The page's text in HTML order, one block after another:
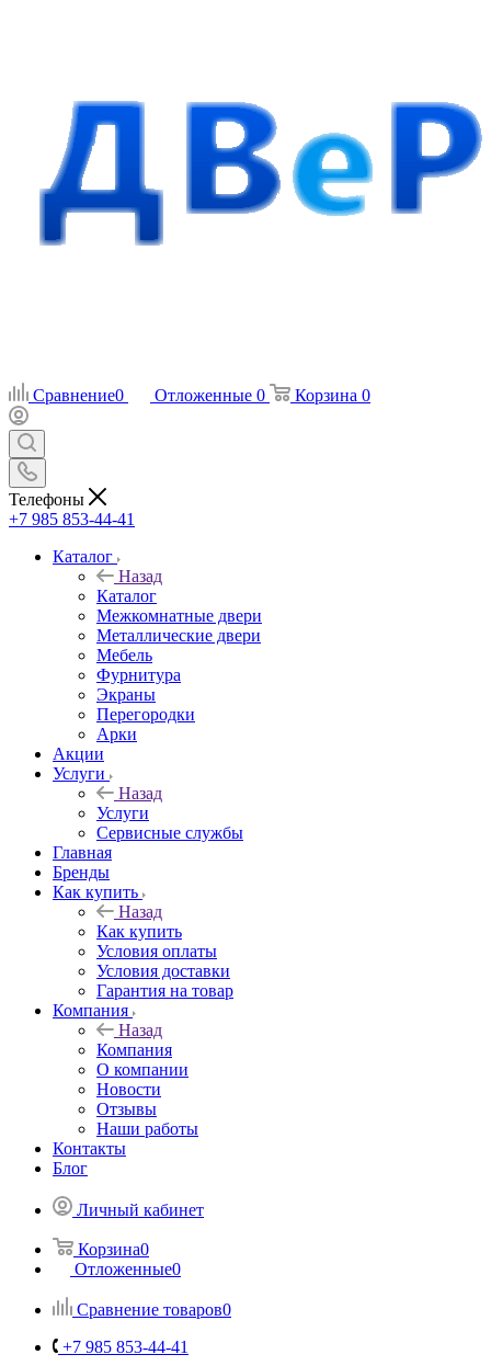
Сравнение0 Отложенные 0 Корзина 0
Телефоны
+7 985 853-44-41
Каталог
Назад
Каталог
Межкомнатные двери
Металлические двери
Мебель
Фурнитура
Экраны
Перегородки
Арки
Акции
Услуги
Назад
Услуги
Сервисные службы
Главная
Бренды
Как купить
Назад
Как купить
Условия оплаты
Условия доставки
Гарантия на товар
Компания
Назад
Компания
О компании
Новости
Отзывы
Наши работы
Контакты
Блог
Личный кабинет
Корзина0
Отложенные0
Сравнение товаров0
+7 985 853-44-41